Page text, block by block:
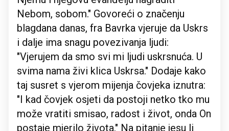
Nebom, sobom." Govoreći o značenju
blagdana danas, fra Bavrka vjeruje da Uskrs
i dalje ima snagu povezivanja ljudi:
"Vjerujem da smo svi mi ljudi uskrsnuća. U
svima nama živi klica Uskrsa." Dodaje kako
taj susret s vjerom mijenja čovjeka iznutra:
"I kad čovjek osjeti da postoji netko tko mu
može vratiti smisao, radost i život, onda On
postaje mjerilo života." Na pitanje jesu li